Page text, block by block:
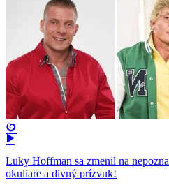
Luky Hoffman sa zmenil na
okuliare a divný prízvuk!